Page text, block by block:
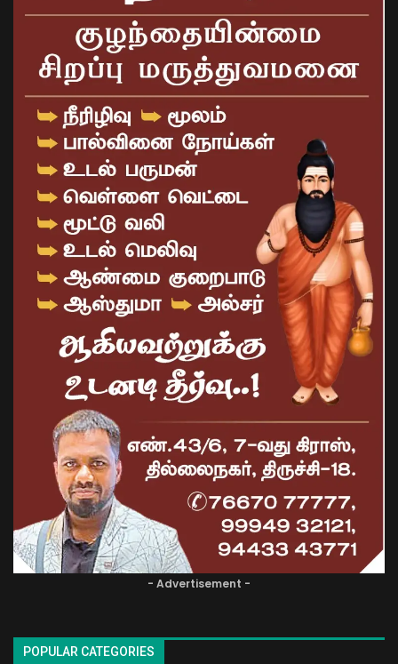
- Advertisement -
POPULAR CATEGORIES